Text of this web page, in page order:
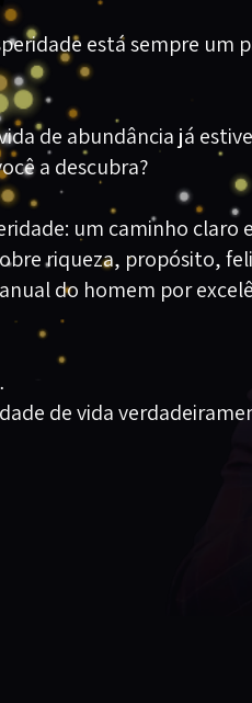
está sempre um
de abundância já
a descubra?
um caminho claro e
riqueza, propósito,
do homem por
de vida